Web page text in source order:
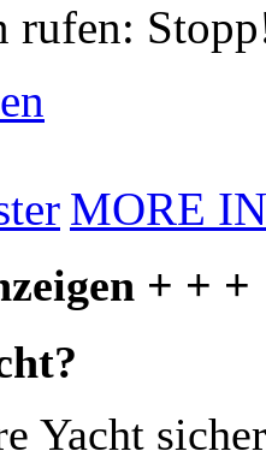
rufen:
MORE
+ + +
Yacht